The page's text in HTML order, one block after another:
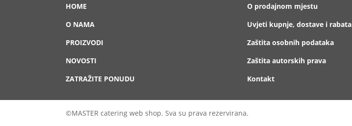
HOME
O NAMA
PROIZVODI
NOVOSTI
ZATRAŽITE PONUDU
O prodajnom mjestu
Uvjeti kupnje, dostave i rabata
Zaštita osobnih podataka
Zaštita autorskih prava
Kontakt
©MASTER catering web shop. Sva su prava rezervirana.